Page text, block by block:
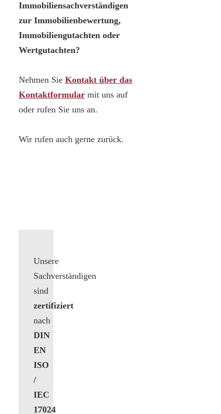
Immobiliensachverständigen
zur Immobilienbewertung,
Immobiliengutachten oder
Wertgutachten?
Nehmen Sie Kontakt über das
Kontaktformular mit uns auf
oder rufen Sie uns an.
Wir rufen auch gerne zurück.
Unsere
Sachverständigen
sind
zertifiziert
nach
DIN
EN
ISO
/
IEC
17024